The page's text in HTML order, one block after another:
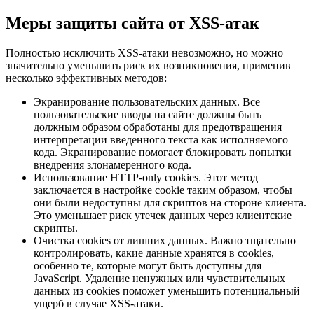
Меры защиты сайта от XSS-атак
Полностью исключить XSS-атаки невозможно, но можно
значительно уменьшить риск их возникновения, применив
несколько эффективных методов:
Экранирование пользовательских данных. Все
пользовательские вводы на сайте должны быть
должным образом обработаны для предотвращения
интерпретации введенного текста как исполняемого
кода. Экранирование помогает блокировать попытки
внедрения злонамеренного кода.
Использование HTTP-only cookies. Этот метод
заключается в настройке cookie таким образом, чтобы
они были недоступны для скриптов на стороне клиента.
Это уменьшает риск утечек данных через клиентские
скрипты.
Очистка cookies от лишних данных. Важно тщательно
контролировать, какие данные хранятся в cookies,
особенно те, которые могут быть доступны для
JavaScript. Удаление ненужных или чувствительных
данных из cookies поможет уменьшить потенциальный
ущерб в случае XSS-атаки.